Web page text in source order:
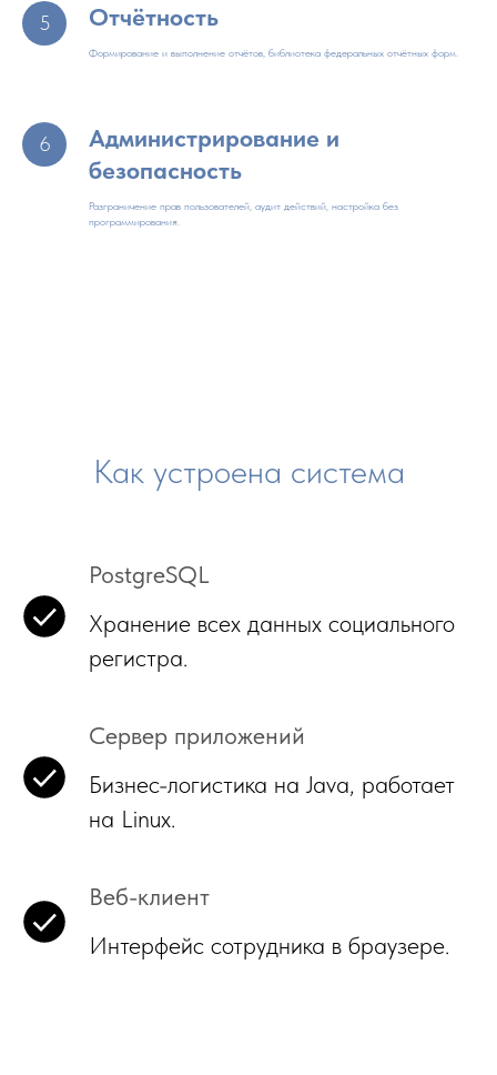
Отчётность
Формирование и выполнение отчётов, библиотека федеральных отчётных форм.
Администрирование и
безопасность
Разграничение прав пользователей, аудит действий, настройка без
программирования.
Как устроена система
PostgreSQL
Хранение всех данных социального
регистра.
Сервер приложений
Бизнес-логистика на Java, работает
на Linux.
Веб-клиент
Интерфейс сотрудника в браузере.